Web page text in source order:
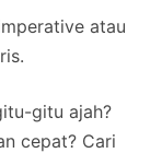
atau
gitu ajah?
cepat? Cari